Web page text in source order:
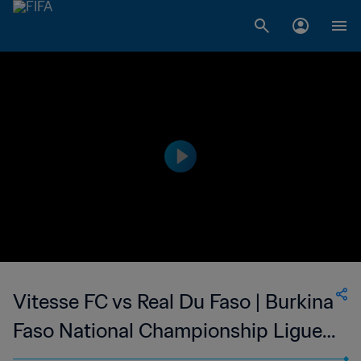
Vitesse FC vs Real Du Faso | Burkina
Faso National Championship Ligue 1